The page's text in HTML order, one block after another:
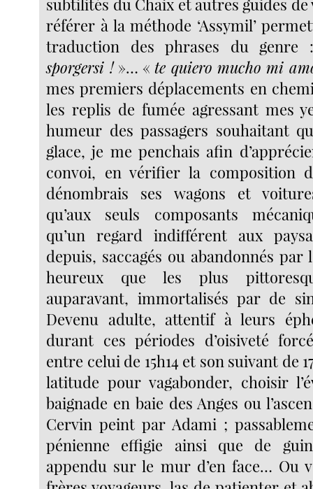
référer à la méthode ‘Assymil’
traduction des phrases du
sporgersi !»… «te quiero mucho mi
mes premiers déplacements en
les replis de fumée agressant mes
humeur des passagers souhaitant
glace, je me penchais afin
convoi, en vérifier la composition
dénombrais ses wagons et
qu’aux seuls composants
qu’un regard indifférent aux
depuis, saccagés ou abandonnés par
heureux que les plus
auparavant, immortalisés par de
Devenu adulte, attentif à leurs
durant ces périodes d’oisiveté
entre celui de 15h14 et son suivant de
latitude pour vagabonder, choisir
baignade en baie des Anges ou
Cervin peint par Adami ;
pénienne effigie ainsi que de
appendu sur le mur d’en face… Ou